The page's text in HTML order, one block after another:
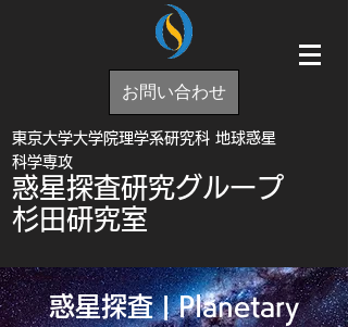
お問い合わせ
東京大学大学院理学系研究科 地球惑星
科学専攻
惑星探査研究グループ
杉田研究室
惑星探査 | Planetary